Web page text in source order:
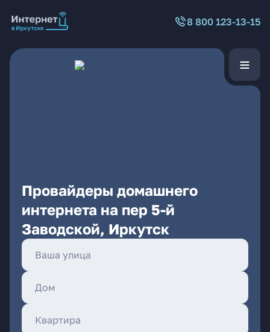
8 800 123-13-15
Провайдеры домашнего
интернета на пер 5-й
Заводской, Иркутск